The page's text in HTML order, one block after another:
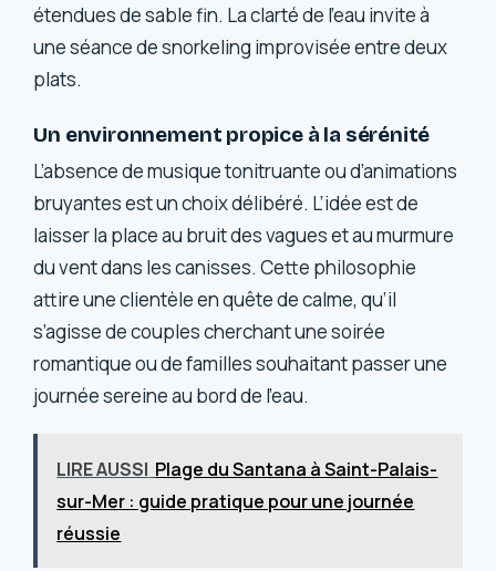
étendues de sable fin. La clarté de l’eau invite à
une séance de snorkeling improvisée entre deux
plats.
Un environnement propice à la sérénité
L’absence de musique tonitruante ou d’animations
bruyantes est un choix délibéré. L’idée est de
laisser la place au bruit des vagues et au murmure
du vent dans les canisses. Cette philosophie
attire une clientèle en quête de calme, qu’il
s’agisse de couples cherchant une soirée
romantique ou de familles souhaitant passer une
journée sereine au bord de l’eau.
LIRE AUSSI Plage du Santana à Saint-Palais-
sur-Mer : guide pratique pour une journée
réussie